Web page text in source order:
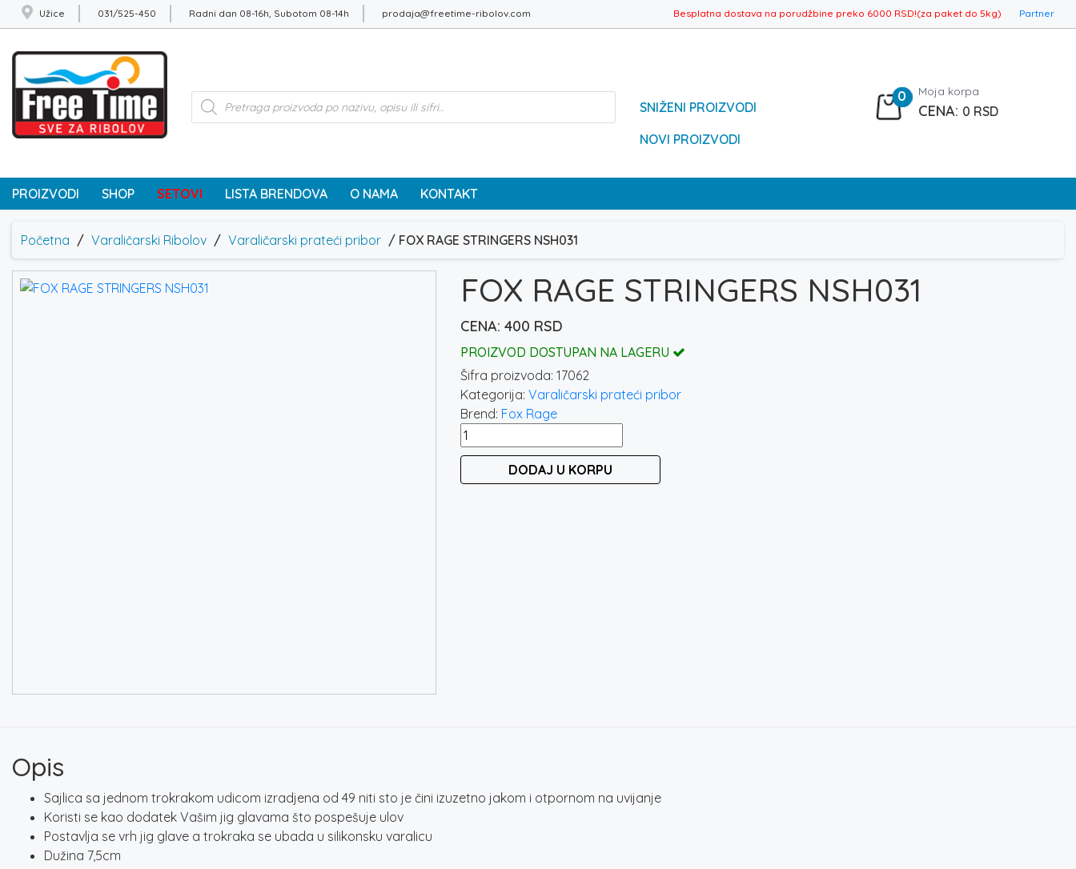
Užice 031/525-450 Radni dan 08-16h, Subotom 08-14h prodaja@freetime-ribolov.com Besplatna dostava na porudžbine preko 6000 RSD!(za paket do 5kg) Partner
Products
search
SNIŽENI PROIZVODI
NOVI PROIZVODI
0 Moja korpa
0 RSD
PROIZVODI SHOP SETOVI LISTA BRENDOVA O NAMA KONTAKT
Početna / Varaličarski Ribolov / Varaličarski prateći pribor / FOX RAGE STRINGERS NSH031
FOX RAGE STRINGERS NSH031
400 RSD
PROIZVOD DOSTUPAN NA LAGERU
Šifra proizvoda: 17062
Kategorija: Varaličarski prateći pribor
Brend: Fox Rage
FOX
RAGE
STRINGERS
NSH031
DODAJ U KORPU
Opis
Sajlica sa jednom trokrakom udicom izradjena od 49 niti sto je čini izuzetno jakom i otpornom na uvijanje
Koristi se kao dodatek Vašim jig glavama što pospešuje ulov
Postavlja se vrh jig glave a trokraka se ubada u silikonsku varalicu
Dužina 7,5cm